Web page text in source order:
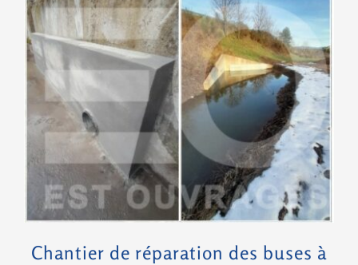
Chantier de réparation des buses à